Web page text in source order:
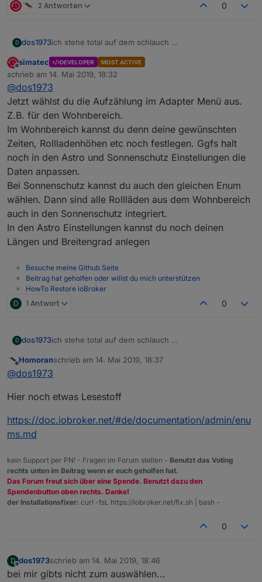
2 Antworten 0
D dos1973ich stehe total auf dem schlauch ...
die "Aufzählung habe ich gefunden, die waren im
meinem Menü ausgeblendet.
aber das verstehe ich nicht
simatec sagte in
[Aufruf] Neuer Adapter
ioBroker.shuttercontrol
Dort musst du dir die Aufzählungen als funktion
anlegen.
eine Funk Geschichte)
funcClimateControl angelegt... und jetzt?
Offline
simatec DEVELOPER MOST ACTIVE
schrieb am 14. Mai 2019, 18:32
zuletzt editiert von
@dos1973
Jetzt wählst du die Aufzählung im Adapter Menü aus.
Z.B. für den Wohnbereich.
Im Wohnbereich kannst du denn deine gewünschten
Zeiten, Rollladenhöhen etc noch festlegen. Ggfs halt
noch in den Astro und Sonnenschutz Einstellungen die
Daten anpassen.
Bei Sonnenschutz kannst du auch den gleichen Enum
wählen. Dann sind alle Rollläden aus dem Wohnbereich
auch in den Sonnenschutz integriert.
In den Astro Einstellungen kannst du noch deinen
Längen und Breitengrad anlegen
Besuche meine Github Seite
Beitrag hat geholfen oder willst du mich unterstützen
HowTo Restore ioBroker
D 1 Antwort 0
D dos1973ich stehe total auf dem schlauch ...
die "Aufzählung habe ich gefunden, die waren im
meinem Menü ausgeblendet.
ioBroker.shuttercontrol:
Offline
Homoranschrieb am 14. Mai 2019, 18:37
zuletzt editiert von
@dos1973
Hier noch etwas Lesestoff
https://doc.iobroker.net/#de/documentation/admin/enu
ms.md
kein Support per PN! - Fragen im Forum stellen - Benutzt das Voting
rechts unten im Beitrag wenn er euch geholfen hat.
Das Forum freut sich über eine Spende. Benutzt dazu den
Spendenbutton oben rechts. Danke!
der Installationsfixer: curl -fsL https://iobroker.net/fix.sh | bash -
0
D
Offline
dos1973schrieb am 14. Mai 2019, 18:46
zuletzt editiert von
bei mir gibts nicht zum auswählen...